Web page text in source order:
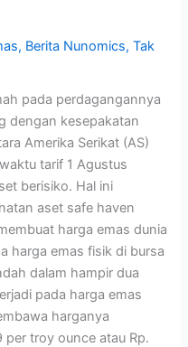
, Berita Nunomics,Tak
pada perdagangannya
dengan kesepakatan
Amerika Serikat (AS)
tarif 1 Agustus
berisiko. Hal ini
aset safe haven
harga emas dunia
harga emas fisik di bursa
dalam hampir dua
pada harga emas
harganya
troy ounce atau Rp.